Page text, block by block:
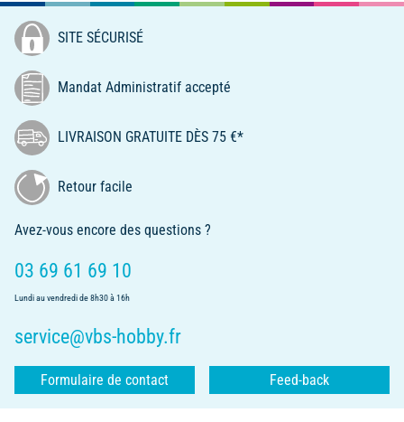
SITE SÉCURISÉ
Mandat Administratif accepté
LIVRAISON GRATUITE DÈS 75 €*
Retour facile
Avez-vous encore des questions ?
03 69 61 69 10
Lundi au vendredi de 8h30 à 16h
service@vbs-hobby.fr
Formulaire de contact Feed-back